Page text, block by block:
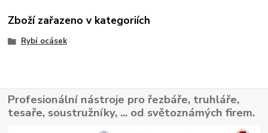
Zboží zařazeno v kategoriích
Rybí ocásek
Profesionální nástroje pro řezbáře, truhláře,
tesaře, soustružníky, ... od světoznámých firem.